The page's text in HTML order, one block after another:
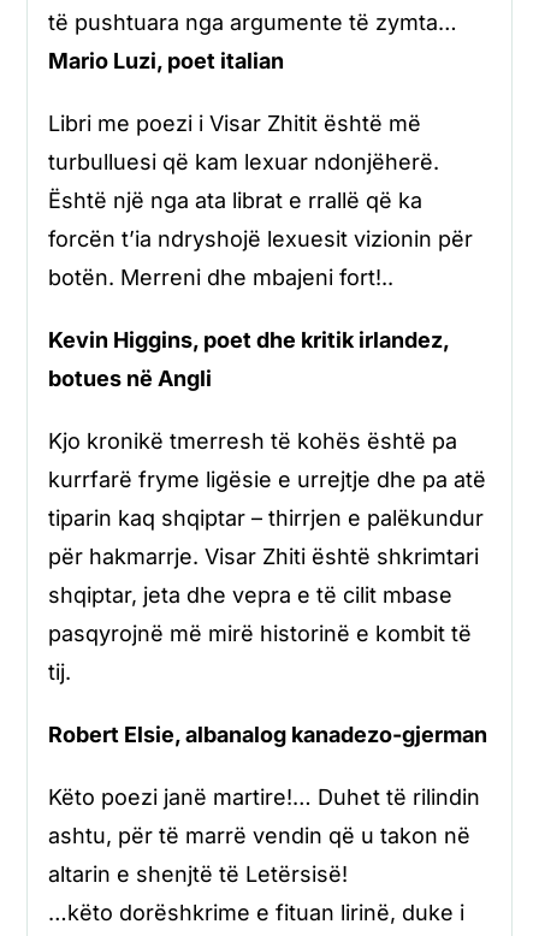
të pushtuara nga argumente të zymta…
Mario Luzi, poet italian
Libri me poezi i Visar Zhitit është më
turbulluesi që kam lexuar ndonjëherë.
Është një nga ata librat e rrallë që ka
forcën t’ia ndryshojë lexuesit vizionin për
botën. Merreni dhe mbajeni fort!..
Kevin Higgins, poet dhe kritik irlandez,
botues në Angli
Kjo kronikë tmerresh të kohës është pa
kurrfarë fryme ligësie e urrejtje dhe pa atë
tiparin kaq shqiptar – thirrjen e palëkundur
për hakmarrje. Visar Zhiti është shkrimtari
shqiptar, jeta dhe vepra e të cilit mbase
pasqyrojnë më mirë historinë e kombit të
tij.
Robert Elsie, albanalog kanadezo-gjerman
Këto poezi janë martire!… Duhet të rilindin
ashtu, për të marrë vendin që u takon në
altarin e shenjtë të Letërsisë!
…këto dorëshkrime e fituan lirinë, duke i